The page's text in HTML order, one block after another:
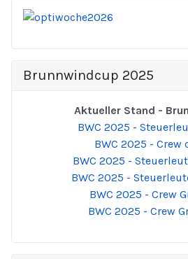
Brunnwindcup 2025
Aktueller Stand -
BWC 2025 -
BWC 2025 - Crew
BWC 2025 -
BWC 2025 -
BWC 2025 - Crew
BWC 2025 - Crew